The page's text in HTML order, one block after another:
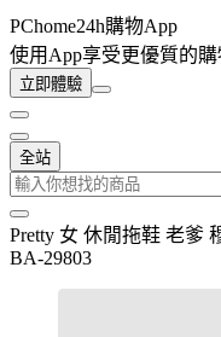
PChome24h購物App
使用App享受更優質的
立即體驗
全站
Pretty 女 休閒拖鞋 老爹
BA-29803